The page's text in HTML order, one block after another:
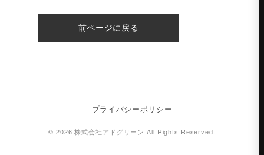
前ページに戻る
プライバシーポリシー
© 2026 株式会社アドグリーン All Rights Reserved.